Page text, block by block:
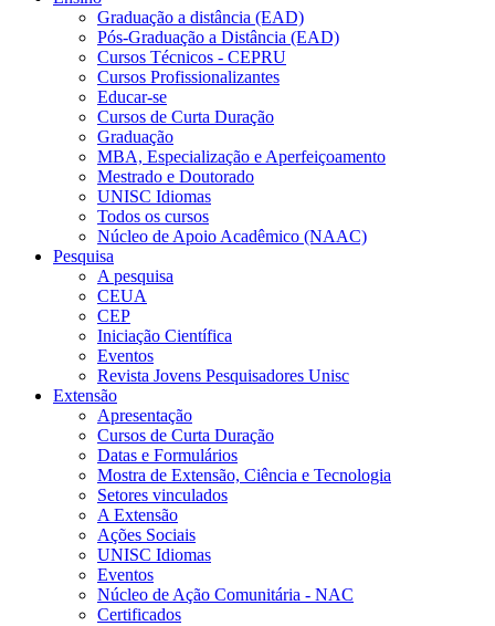
Graduação a distância (EAD)
Pós-Graduação a Distância (EAD)
Cursos Técnicos - CEPRU
Cursos Profissionalizantes
Educar-se
Cursos de Curta Duração
Graduação
MBA, Especialização e Aperfeiçoamento
Mestrado e Doutorado
UNISC Idiomas
Todos os cursos
Núcleo de Apoio Acadêmico (NAAC)
Pesquisa
A pesquisa
CEUA
CEP
Iniciação Científica
Eventos
Revista Jovens Pesquisadores Unisc
Extensão
Apresentação
Cursos de Curta Duração
Datas e Formulários
Mostra de Extensão, Ciência e Tecnologia
Setores vinculados
A Extensão
Ações Sociais
UNISC Idiomas
Eventos
Núcleo de Ação Comunitária - NAC
Certificados